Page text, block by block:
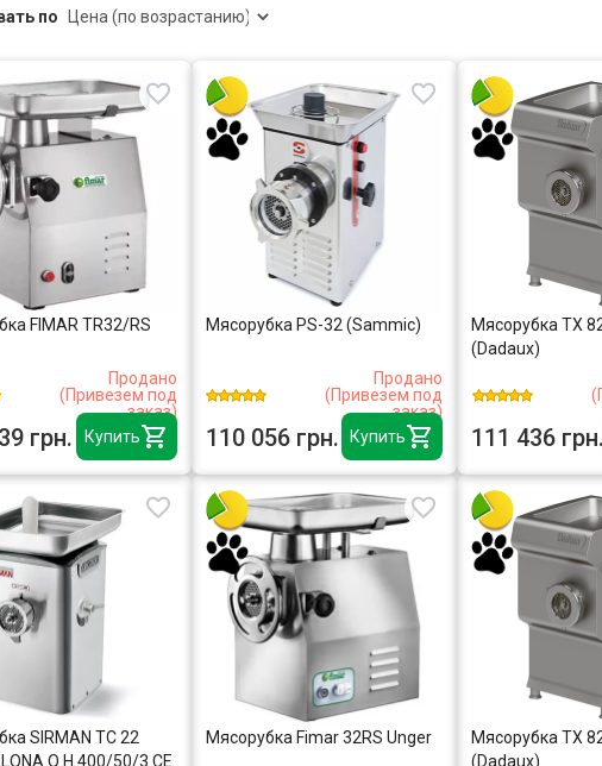
по
Купить
FIMAR TR32/RS
Продано
(Привезем под
заказ)
грн. Купить
Мясорубка PS-32 (Sammic)
Продано
(Привезем под
заказ)
110 056 грн.
Мясорубка TX
(Dadaux)
111 436 грн.
SIRMAN TC 22
Q H 400/50/3 CE
Мясорубка Fimar 32RS Unger
Мясорубка TX
(Dadaux)